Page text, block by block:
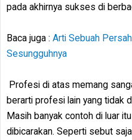
pada akhirnya sukses di
Baca juga : Arti Sebuah
Sesungguhnya
Profesi di atas memang
berarti profesi lain yang tidak
Masih banyak contoh di luar
dibicarakan. Seperti sebut